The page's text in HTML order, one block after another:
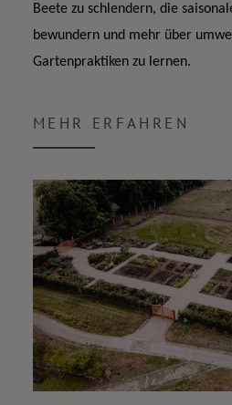
Beete zu schlendern, die
bewundern und mehr über
Gartenpraktiken zu lernen.
MEHR ERFAHREN